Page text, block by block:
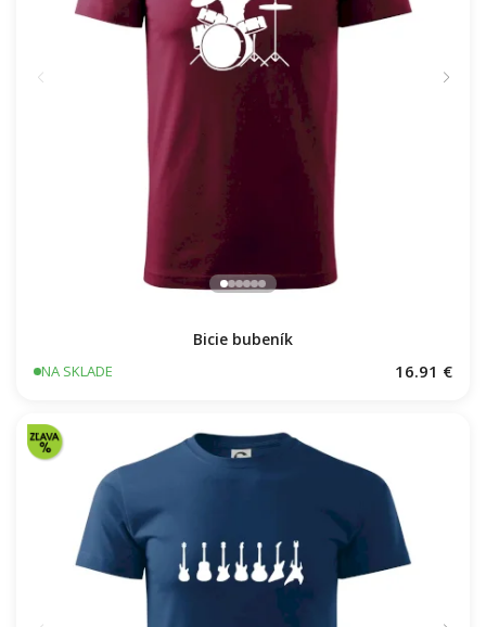
Bicie bubeník
NA SKLADE 16.91 €